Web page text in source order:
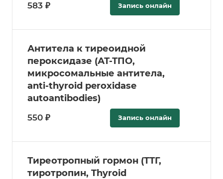
583 ₽ Запись онлайн
Антитела к тиреоидной
пероксидазе (АТ-ТПО,
микросомальные антитела,
anti-thyroid peroxidase
autoantibodies)
550 ₽ Запись онлайн
Тиреотропный гормон (ТТГ,
тиротропин, Thyroid